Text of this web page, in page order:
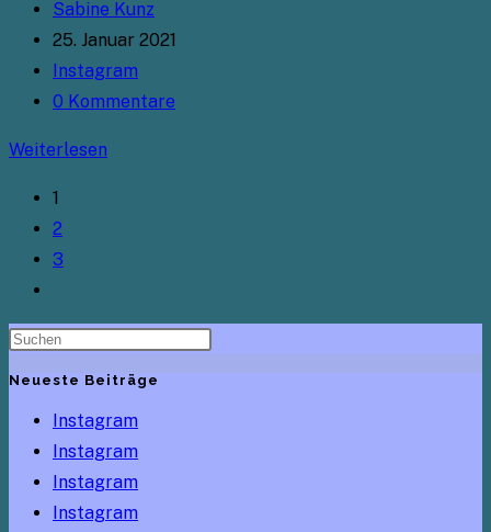
Beitrags-
Autor:
Sabine Kunz
Beitrag
veröffentlicht:
25. Januar 2021
Beitrags-
Kategorie:
Instagram
Beitrags-
0 Kommentare
Weiterlesen
1
2
3
zur
nächsten
Seite
Neueste Beiträge
Instagram
Instagram
Instagram
Instagram